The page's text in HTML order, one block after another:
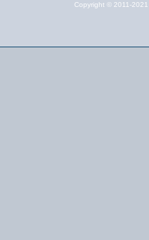
Copyright © 2011-